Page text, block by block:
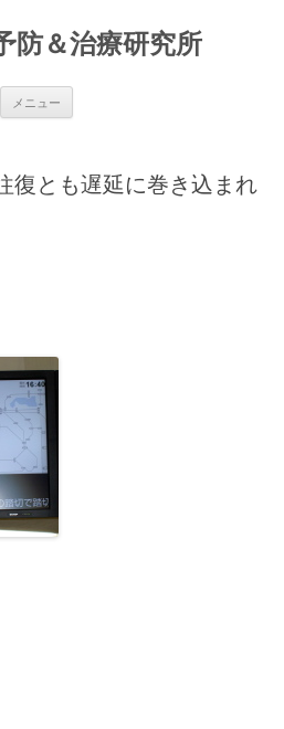
防＆治療研究所
メニュー
復とも遅延に巻き込まれ